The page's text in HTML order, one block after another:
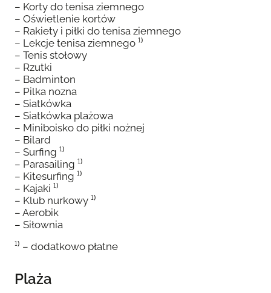
– Korty do tenisa ziemnego
– Oświetlenie kortów
– Rakiety i piłki do tenisa ziemnego
– Lekcje tenisa ziemnego ¹⁾
– Tenis stołowy
– Rzutki
– Badminton
– Pilka nozna
– Siatkówka
– Siatkówka plażowa
– Miniboisko do piłki nożnej
– Bilard
– Surfing ¹⁾
– Parasailing ¹⁾
– Kitesurfing ¹⁾
– Kajaki ¹⁾
– Klub nurkowy ¹⁾
– Aerobik
– Siłownia
¹⁾ – dodatkowo płatne
Plaża